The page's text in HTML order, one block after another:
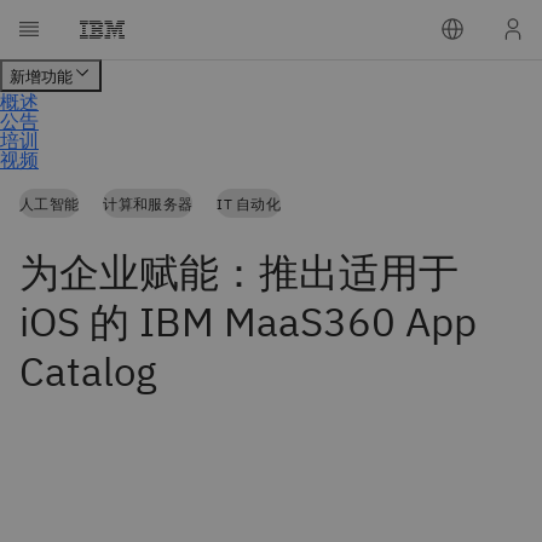
人工智能 计算和服务器 IT 自动化
为企业赋能：推出适用于
iOS 的 IBM MaaS360 App
Catalog